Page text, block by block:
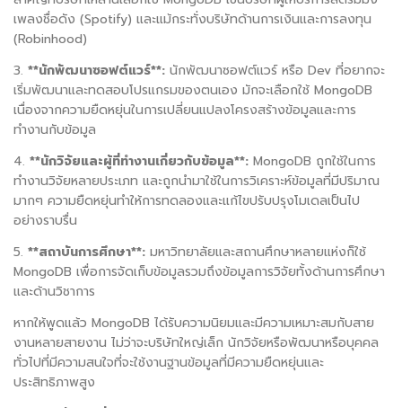
เพลงชื่อดัง (Spotify) และแม้กระทั่งบริษัทด้านการเงินและการลงทุน
(Robinhood)
3. **นักพัฒนาซอฟต์แวร์**: นักพัฒนาซอฟต์แวร์ หรือ Dev ที่อยากจะ
เริ่มพัฒนาและทดสอบโปรแกรมของตนเอง มักจะเลือกใช้ MongoDB
เนื่องจากความยืดหยุ่นในการเปลี่ยนแปลงโครงสร้างข้อมูลและการ
ทำงานกับข้อมูล
4. **นักวิจัยและผู้ที่ทำงานเกี่ยวกับข้อมูล**: MongoDB ถูกใช้ในการ
ทำงานวิจัยหลายประเภท และถูกนำมาใช้ในการวิเคราะห์ข้อมูลที่มีปริมาณ
มากๆ ความยืดหยุ่นทำให้การทดลองและแก้ไขปรับปรุงโมเดลเป็นไป
อย่างราบรื่น
5. **สถาบันการศึกษา**: มหาวิทยาลัยและสถานศึกษาหลายแห่งก็ใช้
MongoDB เพื่อการจัดเก็บข้อมูลรวมถึงข้อมูลการวิจัยทั้งด้านการศึกษา
และด้านวิชาการ
หากให้พูดแล้ว MongoDB ได้รับความนิยมและมีความเหมาะสมกับสาย
งานหลายสายงาน ไม่ว่าจะบริษัทใหญ่เล็ก นักวิจัยหรือพัฒนาหรือบุคคล
ทั่วไปที่มีความสนใจที่จะใช้งานฐานข้อมูลที่มีความยืดหยุ่นและ
ประสิทธิภาพสูง